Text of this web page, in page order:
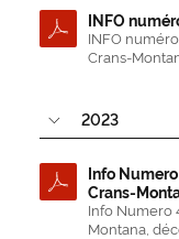
INFO
INFO
Crans-
2023
Info
Crans-
Info Numero
Montana,